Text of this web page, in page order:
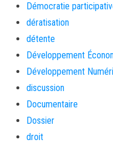
Démocratie
dératisation
détente
Développement
Développement
discussion
Documentaire
Dossier
droit